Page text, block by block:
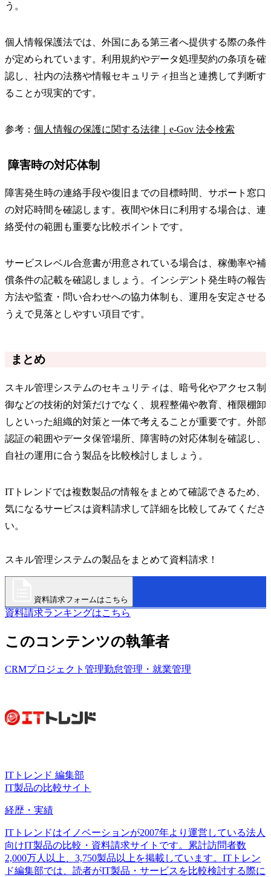
う。
個人情報保護法では、外国にある第三者へ提供する際の条件
が定められています。利用規約やデータ処理契約の条項を確
認し、社内の法務や情報セキュリティ担当と連携して判断す
ることが現実的です。
参考： 個人情報の保護に関する法律｜e-Gov 法令検索
障害時の対応体制
障害発生時の連絡手段や復旧までの目標時間、サポート窓口
の対応時間を確認します。夜間や休日に利用する場合は、連
絡受付の範囲も重要な比較ポイントです。
サービスレベル合意書が用意されている場合は、稼働率や補
償条件の記載を確認しましょう。インシデント発生時の報告
方法や監査・問い合わせへの協力体制も、運用を安定させる
うえで見落としやすい項目です。
まとめ
スキル管理システムのセキュリティは、暗号化やアクセス制
御などの技術的対策だけでなく、規程整備や教育、権限棚卸
しといった組織的対策と一体で考えることが重要です。外部
認証の範囲やデータ保管場所、障害時の対応体制を確認し、
自社の運用に合う製品を比較検討しましょう。
ITトレンドでは複数製品の情報をまとめて確認できるため、
気になるサービスは資料請求して詳細を比較してみてくださ
い。
スキル管理システムの製品をまとめて資料請求！
資料請求フォームはこちら
資料請求ランキングはこちら
このコンテンツの執筆者
CRMプロジェクト管理勤怠管理・就業管理
ITトレンド 編集部
IT製品の比較サイト
経歴・実績
ITトレンドはイノベーションが2007年より運営している法人
向けIT製品の比較・資料請求サイトです。累計訪問者数
2,000万人以上、3,750製品以上を掲載しています。ITトレン
ド編集部では、読者がIT製品・サービスを比較検討する際に